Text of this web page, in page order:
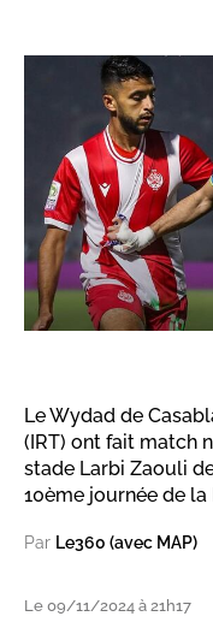
Le Wydad de
(IRT) ont fait match
stade Larbi Zaouli
10ème journée de
Par Le360 (avec MAP)
Le 09/11/2024 à 21h17